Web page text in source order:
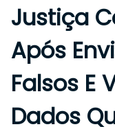
Justiça
Após
Falsos E
Dados